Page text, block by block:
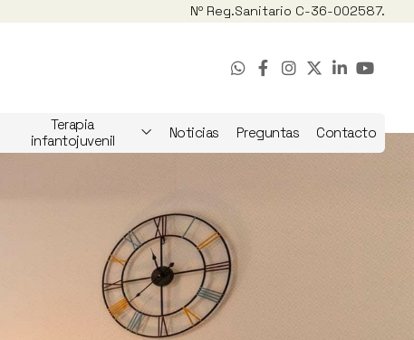
Nº Reg.Sanitario C-36-002587.
Terapia
infantojuvenil
Noticias Preguntas Contacto